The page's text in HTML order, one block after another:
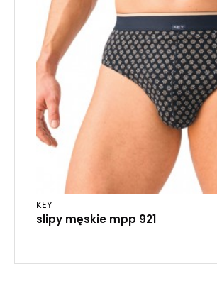
KEY
slipy męskie mpp 921